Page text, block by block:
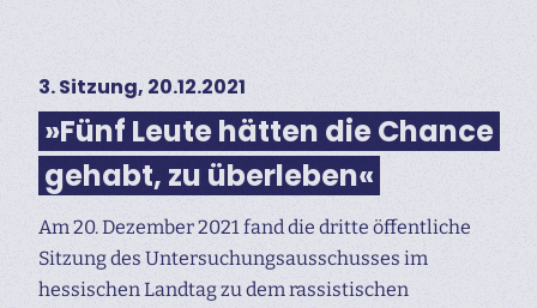
3. Sitzung, 20.12.2021
»Fünf Leute hätten die Chance
gehabt, zu überleben«
Am 20. Dezember 2021 fand die dritte öffentliche
Sitzung des Untersuchungs­ausschusses im
hessischen Landtag zu dem rassistischen